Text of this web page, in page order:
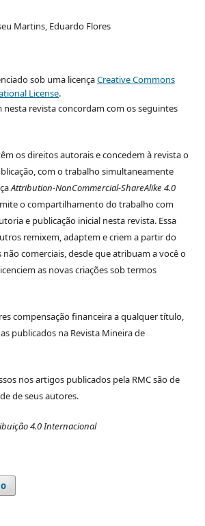
Martins, Eduardo Flores
sob uma licençaCreative Commons
License.
revista concordam com os seguintes
os direitos autorais e concedem à revista o
com o trabalho simultaneamente
Attribution-NonCommercial-ShareAlike 4.0
o compartilhamento do trabalho com
e publicação inicial nesta revista. Essa
remixem, adaptem e criem a partir do
comerciais, desde que atribuam a você o
as novas criações sob termos
compensação financeira a qualquer título,
publicados na Revista Mineira de
nos artigos publicados pela RMC são de
de seus autores.
4.0 Internacional